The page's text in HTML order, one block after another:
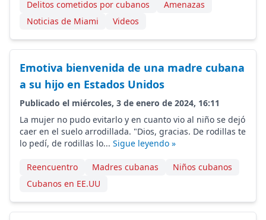
Delitos cometidos por cubanos
Amenazas
Noticias de Miami
Videos
Emotiva bienvenida de una madre cubana
a su hijo en Estados Unidos
Publicado el miércoles, 3 de enero de 2024, 16:11
La mujer no pudo evitarlo y en cuanto vio al niño se dejó
caer en el suelo arrodillada. "Dios, gracias. De rodillas te
lo pedí, de rodillas lo... Sigue leyendo »
Reencuentro Madres cubanas
Niños cubanos
Cubanos en EE.UU